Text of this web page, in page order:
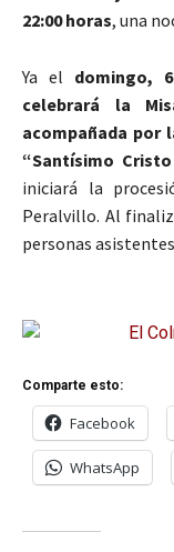
22:00 horas, una
Ya el domingo,
celebrará la
acompañada por
“Santísimo
iniciará la
Peralvillo. Al
personas
Comparte esto:
Facebook
WhatsApp